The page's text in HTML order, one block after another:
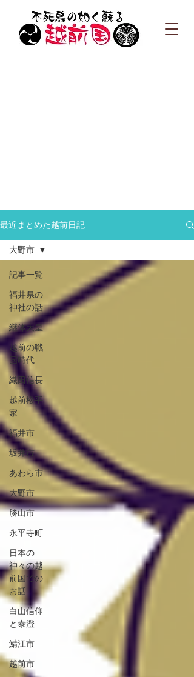
最近まとめた越前日記
記事一覧
福井県の
神社の話
継体天皇
越前の戦
国時代
織田信長
越前松平
家
福井市
坂井市
あわら市
大野市
勝山市
永平寺町
日本の
神々の越
前国での
お話
白山信仰
と泰澄
鯖江市
越前市
大野市